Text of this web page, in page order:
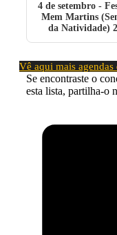
4 de setembro-
Mem Martins
da Natividade)
Vê aqui mais agendas
Se encontraste o
esta lista, partilha-o